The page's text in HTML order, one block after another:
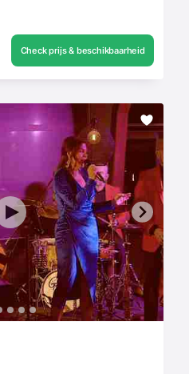
Check prijs & beschikbaarheid